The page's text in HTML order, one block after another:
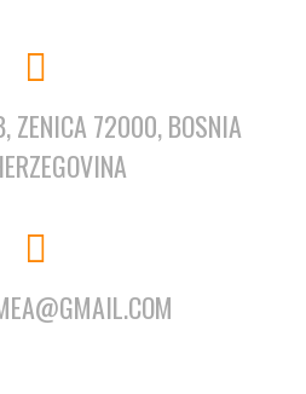
ZENICA 72000, BOSNIA